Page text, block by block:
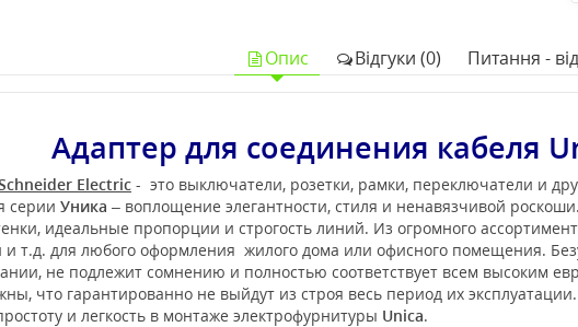
Опис Відгуки (0) Питання -
Адаптер для соединения кабеля
Electric - это выключатели, розетки, рамки, переключатели и
серии Уника – воплощение элегантности, стиля и ненавязчивой
идеальные пропорции и строгость линий. Из огромного
т.д. для любого оформления жилого дома или офисного помещения.
не подлежит сомнению и полностью соответствует всем высоким
что гарантированно не выйдут из строя весь период их
и легкость в монтаже электрофурнитуры Unica.